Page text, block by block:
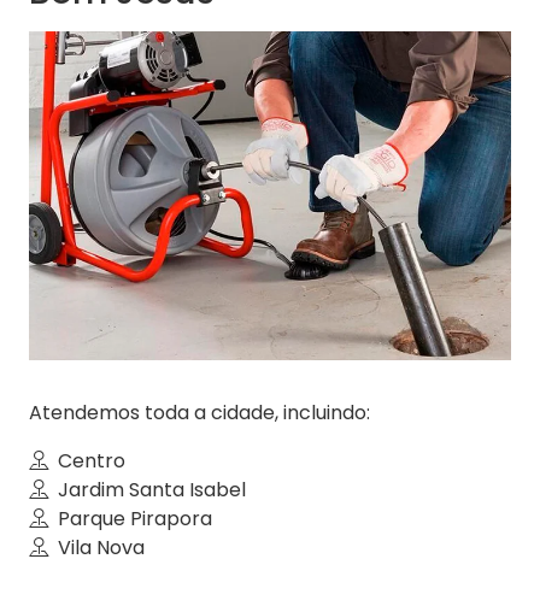
Atendemos toda a cidade, incluindo:
Centro
Jardim Santa Isabel
Parque Pirapora
Vila Nova